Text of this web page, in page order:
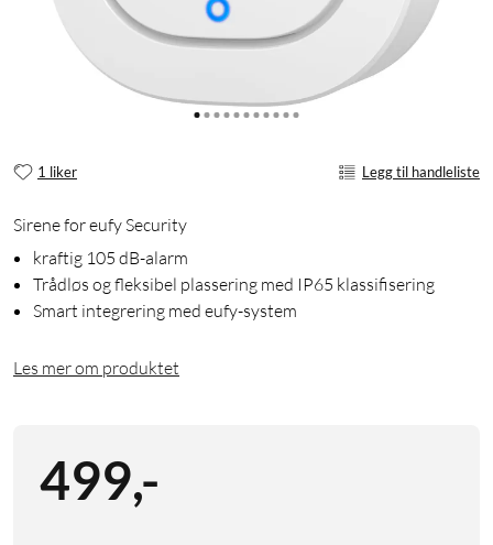
1 liker Legg til handleliste
Sirene for eufy Security
kraftig 105 dB-alarm
Trådløs og fleksibel plassering med IP65 klassifisering
Smart integrering med eufy-system
Les mer om produktet
499,-